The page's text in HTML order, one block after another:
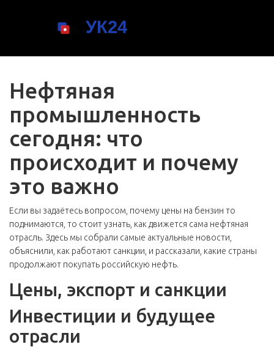
Нефтяная
промышленность
сегодня: что
происходит и почему
это важно
Если вы задаётесь вопросом, почему цены на бензин то
поднимаются, то стоит узнать, как движется сама нефтяная
отрасль. Здесь мы собрали самые актуальные новости,
объяснили, как работают санкции, и рассказали, какие страны
продолжают покупать российскую нефть.
Цены, экспорт и санкции
Инвестиции и будущее
отрасли